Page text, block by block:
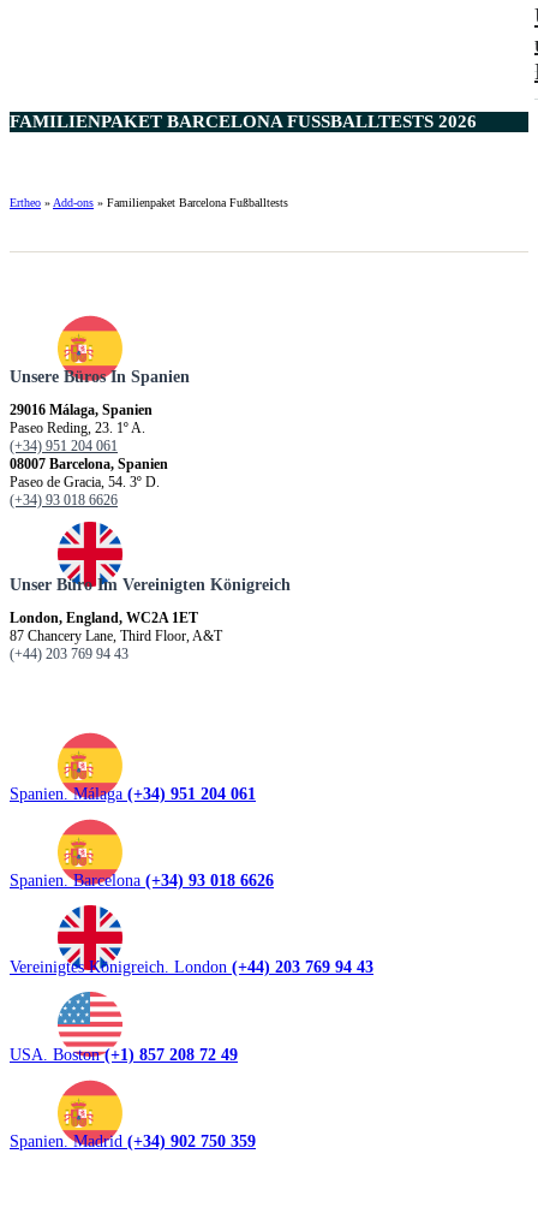
FAMILIENPAKET BARCELONA FUSSBALLTESTS 2026
Ertheo »Add-ons » Familienpaket Barcelona Fußballtests
Unsere Büros In Spanien
29016 Málaga, Spanien
Paseo Reding, 23. 1º A.
(+34) 951 204 061
08007 Barcelona, Spanien
Paseo de Gracia, 54. 3º D.
(+34) 93 018 6626
Unser Büro Im Vereinigten Königreich
London, England, WC2A 1ET
87 Chancery Lane, Third Floor, A&T
(+44) 203 769 94 43
Spanien. Málaga (+34) 951 204 061
Spanien. Barcelona (+34) 93 018 6626
Vereinigtes Königreich. London (+44) 203 769 94 43
USA. Boston(+1) 857 208 72 49
Spanien. Madrid (+34) 902 750 359